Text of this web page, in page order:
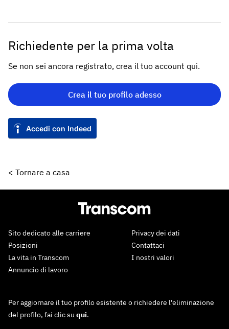
Richiedente per la prima volta
Se non sei ancora registrato, crea il tuo account qui.
Crea il tuo profilo adesso
Accedi con Indeed
< Tornare a casa
Sito dedicato alle carriere
Posizioni
La vita in Transcom
Annuncio di lavoro
Privacy dei dati
Contattaci
I nostri valori
Per aggiornare il tuo profilo esistente o richiedere l'eliminazione
del profilo, fai clic su qui.